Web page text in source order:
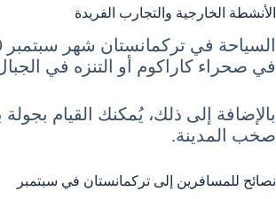
الأنشطة الخارجية والتجارب الفريدة
في صحراء كاراكوم أو التنزه في
بالإضافة إلى ذلك، يُمكنك القيام
صخب المدينة.
نصائح للمسافرين إلى تركمانستان في سبتمبر